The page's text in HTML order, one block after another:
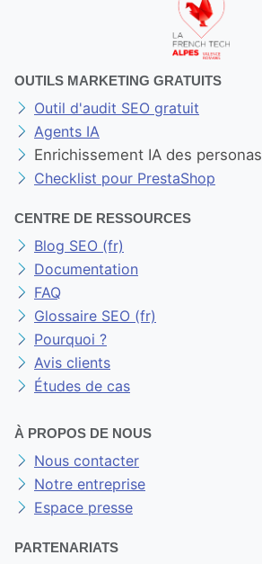
OUTILS MARKETING GRATUITS
Outil d'audit SEO gratuit
Agents IA
Enrichissement IA des personas
Checklist pour PrestaShop
CENTRE DE RESSOURCES
Blog SEO (fr)
Documentation
FAQ
Glossaire SEO (fr)
Pourquoi ?
Avis clients
Études de cas
À PROPOS DE NOUS
Nous contacter
Notre entreprise
Espace presse
PARTENARIATS